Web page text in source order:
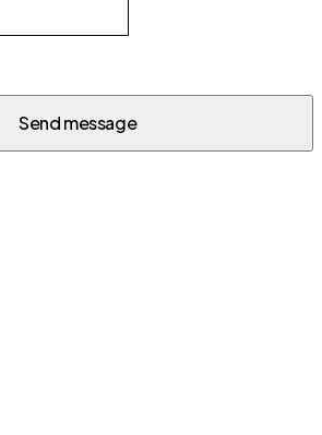
Send message